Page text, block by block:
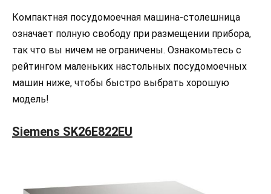
Компактная посудомоечная машина-столешница
означает полную свободу при размещении прибора,
так что вы ничем не ограничены. Ознакомьтесь с
рейтингом маленьких настольных посудомоечных
машин ниже, чтобы быстро выбрать хорошую
модель!
Siemens SK26E822EU